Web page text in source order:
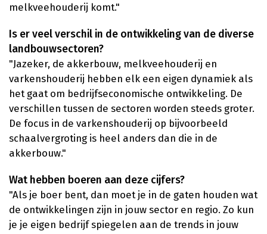
melkveehouderij komt."
Is er veel verschil in de ontwikkeling van de diverse
landbouwsectoren?
"Jazeker, de akkerbouw, melkveehouderij en
varkenshouderij hebben elk een eigen dynamiek als
het gaat om bedrijfseconomische ontwikkeling. De
verschillen tussen de sectoren worden steeds groter.
De focus in de varkenshouderij op bijvoorbeeld
schaalvergroting is heel anders dan die in de
akkerbouw."
Wat hebben boeren aan deze cijfers?
"Als je boer bent, dan moet je in de gaten houden wat
de ontwikkelingen zijn in jouw sector en regio. Zo kun
je je eigen bedrijf spiegelen aan de trends in jouw